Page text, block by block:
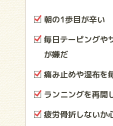
朝の1歩目が辛い
毎日テーピングや
が嫌だ
痛み止めや湿布を
ランニングを再開
疲労骨折しないか